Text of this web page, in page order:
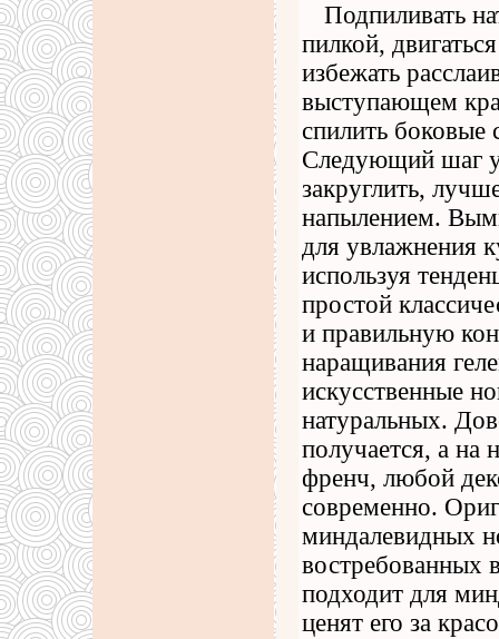
Подпиливать
пилкой,
избежать
выступающем
спилить боковые
Следующий шаг
закруглить,
напылением.
для увлажнения
используя
простой
и правильную
наращивания
искусственные
натуральных.
получается, а
френч, любой
современно.
миндалевидных
востребованных
подходит для
ценят его за